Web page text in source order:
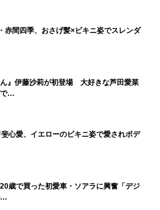
赤間四季、おさげ髪×ビキニ姿でスレンダ
ん』伊藤沙莉が初登場 大好きな芦田愛菜
で…
心愛、イエローのビキニ姿で愛されボデ
歳で買った初愛車・ソアラに興奮「デジ
…